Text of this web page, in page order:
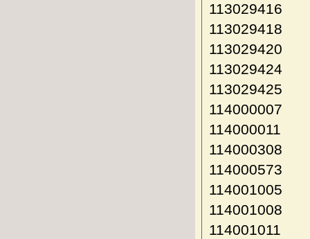
113029416
113029418
113029420
113029424
113029425
114000007
114000011
114000308
114000573
114001005
114001008
114001011